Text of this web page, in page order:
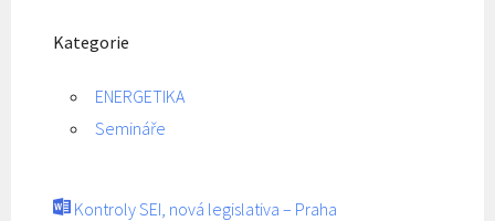
Kategorie
ENERGETIKA
Semináře
Kontroly SEI, nová legislativa – Praha